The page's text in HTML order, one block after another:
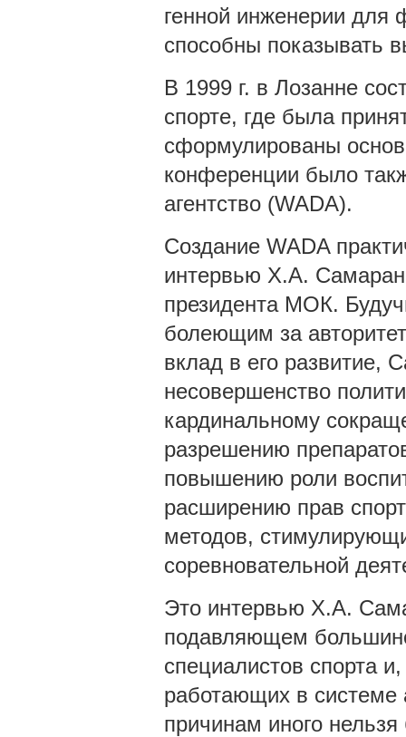
генной инженерии для
способны показывать
В 1999 г. в Лозанне
спорте, где была
сформулированы
конференции было
агентство (WADA).
Создание WADA
интервью Х.А.
президента МОК.
болеющим за
вклад в его развитие,
несовершенство
кардинальному
разрешению
повышению роли
расширению прав
методов,
соревновательной
Это интервью Х.А.
подавляющем
специалистов спорта
работающих в системе
причинам иного